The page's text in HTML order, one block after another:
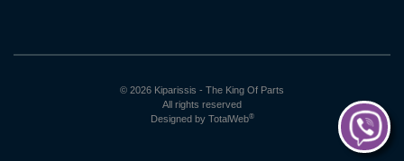
© 2026 Kiparissis - The King Of Parts
All rights reserved
Designed by TotalWeb®